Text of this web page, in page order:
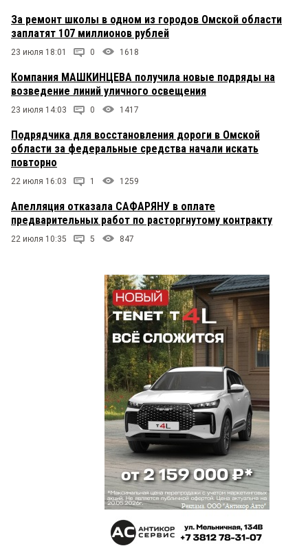
За ремонт школы в одном из городов Омской области
заплатят 107 миллионов рублей
23 июля 18:01 0 1618
Компания МАШКИНЦЕВА получила новые подряды на
возведение линий уличного освещения
23 июля 14:03 0 1417
Подрядчика для восстановления дороги в Омской
области за федеральные средства начали искать
повторно
22 июля 16:03 1 1259
Апелляция отказала САФАРЯНУ в оплате
предварительных работ по расторгнутому контракту
22 июля 10:35 5 847